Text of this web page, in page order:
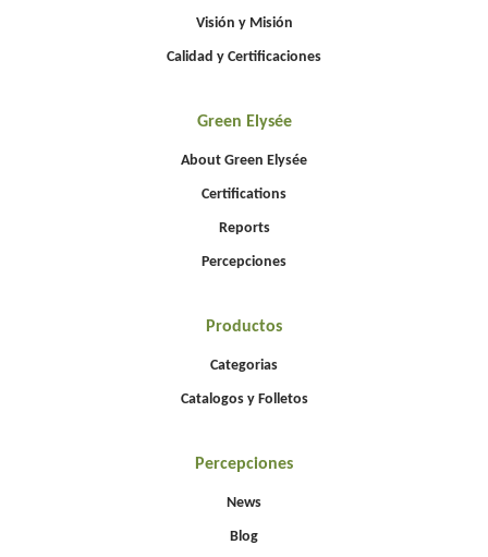
Visión y Misión
Calidad y Certificaciones
Green Elysée
About Green Elysée
Certifications
Reports
Percepciones
Productos
Categorias
Catalogos y Folletos
Percepciones
News
Blog